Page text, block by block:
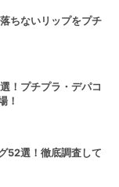
ちないリップをプチ
！プチプラ・デパコ
！
52選！徹底調査して